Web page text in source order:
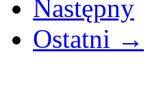
Następny
Ostatni →